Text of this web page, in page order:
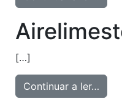
[…]
Continuar a ler…